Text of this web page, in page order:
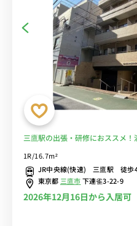
三鷹駅の出張・研修におススメ
1R/16.7m²
JR中央線(快速) 三鷹駅 徒歩
東京都 三鷹市下連雀3-22-9
2026年12月16日から入居可